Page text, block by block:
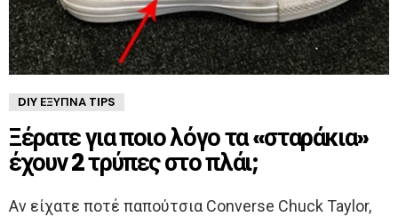
DIY ΈΞΥΠΝΑ TIPS
Ξέρατε για ποιο λόγο τα «σταράκια»
έχουν 2 τρύπες στο πλάι;
Αν είχατε ποτέ παπούτσια Converse Chuck Taylor,